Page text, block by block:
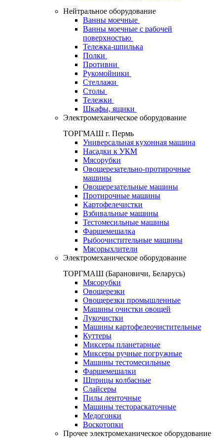
Нейтральное оборудование
Ванны моечные
Ванны моечные с рабочей
поверхностью
Тележка-шпилька
Полки
Противни
Рукомойники
Стеллажи
Столы
Тележки
Шкафы, ящики
Электромеханическое оборудование
ТОРГМАШ г. Пермь
Универсальная кухонная машина
Насадки к УКМ
Мясорубки
Овощерезательно-протирочные
машины
Овощерезательные машины
Протирочные машины
Картофелечистки
Взбивальные машины
Тестомесильные машины
Фаршемешалка
Рыбоочистительные машины
Мясорыхлители
Электромеханическое оборудование
ТОРГМАШ (Барановичи, Беларусь)
Мясорубки
Овощерезки
Овощерезки промышленные
Машины очистки овощей
Лукочистки
Машины картофелеочистительные
Куттеры
Миксеры планетарные
Миксеры ручные погружные
Машины тестомесильные
Фаршемешалки
Шприцы колбасные
Слайсеры
Пилы ленточные
Машины тестораскаточные
Медогонки
Воскотопки
Прочее электромеханическое оборудование